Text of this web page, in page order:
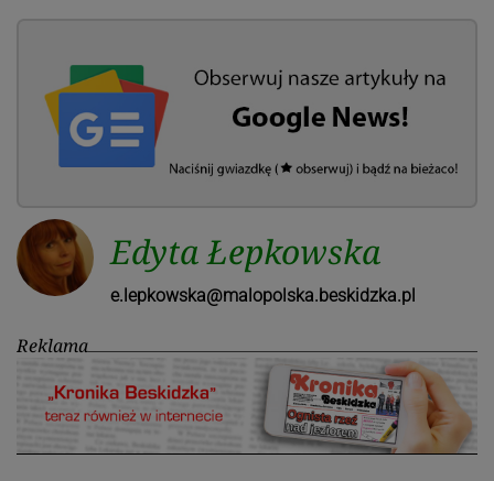
Edyta Łepkowska
e.lepkowska@malopolska.beskidzka.pl
Reklama